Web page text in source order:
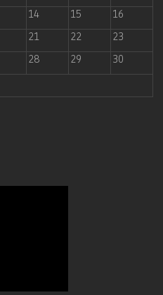
14 15
16
21 22
23
28 29
30